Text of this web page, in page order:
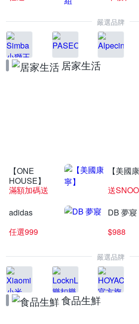
嚴選品牌
居家生活
【ONE
HOUSE】
滿額加碼送
【美國
adidas
任選999
DB 夢寢
$988
嚴選品牌
食品生鮮